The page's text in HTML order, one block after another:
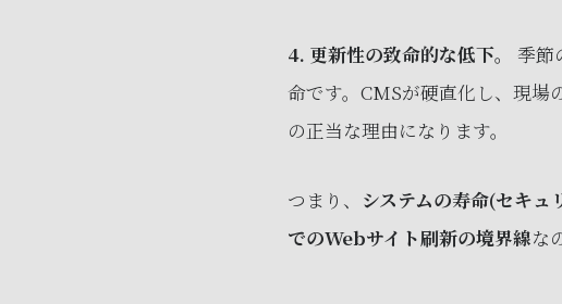
4. 更新性の致命的な低下。
季節
命です。CMSが硬直化し、現場
の正当な理由になります。
つまり、 システムの寿命(セキ
でのWebサイト刷新の境界線な